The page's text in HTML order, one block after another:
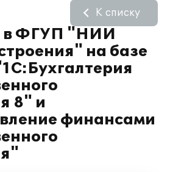
в ФГУП "НИИ
на базе
8" и
финансами
К списку